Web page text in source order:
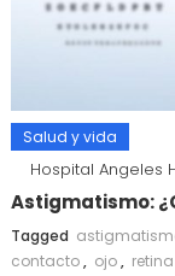
Salud y vida
Hospital Angeles
Astigmatismo:
Tagged
contacto, ojo, retina